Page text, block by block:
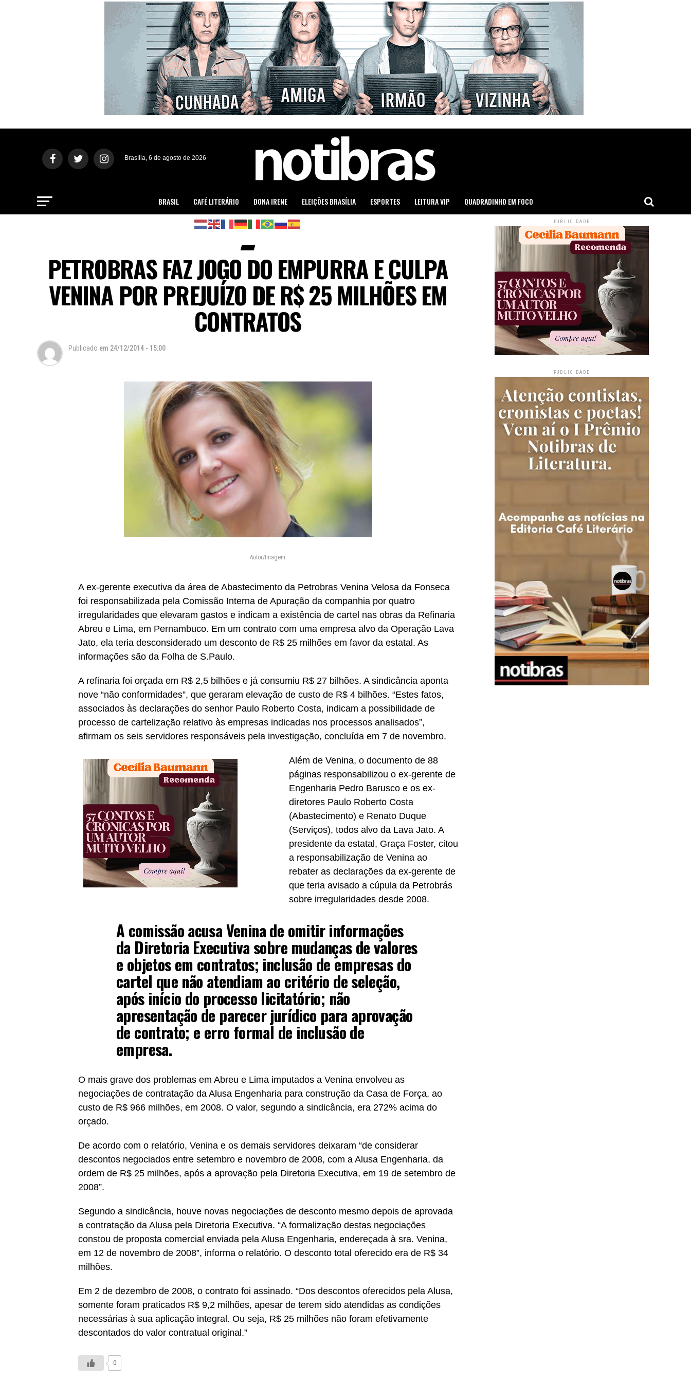
Brasília, 6 de agosto de 2026
BRASIL CAFÉ LITERÁRIO DONA IRENE ELEIÇÕES BRASÍLIA ESPORTES LEITURA VIP QUADRADINHO EM FOCO
PETROBRAS FAZ JOGO DO EMPURRA E CULPA
VENINA POR PREJUÍZO DE R$ 25 MILHÕES EM
CONTRATOS
Publicado em 24/12/2014 - 15:00
Autor/Imagem:
A ex-gerente executiva da área de Abastecimento da Petrobras Venina Velosa da Fonseca
foi responsabilizada pela Comissão Interna de Apuração da companhia por quatro
irregularidades que elevaram gastos e indicam a existência de cartel nas obras da Refinaria
Abreu e Lima, em Pernambuco. Em um contrato com uma empresa alvo da Operação Lava
Jato, ela teria desconsiderado um desconto de R$ 25 milhões em favor da estatal. As
informações são da Folha de S.Paulo.
A refinaria foi orçada em R$ 2,5 bilhões e já consumiu R$ 27 bilhões. A sindicância aponta
nove “não conformidades”, que geraram elevação de custo de R$ 4 bilhões. “Estes fatos,
associados às declarações do senhor Paulo Roberto Costa, indicam a possibilidade de
processo de cartelização relativo às empresas indicadas nos processos analisados”,
afirmam os seis servidores responsáveis pela investigação, concluída em 7 de novembro.
Além de Venina, o documento de 88
páginas responsabilizou o ex-gerente de
Engenharia Pedro Barusco e os ex-
diretores Paulo Roberto Costa
(Abastecimento) e Renato Duque
(Serviços), todos alvo da Lava Jato. A
presidente da estatal, Graça Foster, citou
a responsabilização de Venina ao
rebater as declarações da ex-gerente de
que teria avisado a cúpula da Petrobrás
sobre irregularidades desde 2008.
A comissão acusa Venina de omitir informações
da Diretoria Executiva sobre mudanças de valores
e objetos em contratos; inclusão de empresas do
cartel que não atendiam ao critério de seleção,
após início do processo licitatório; não
apresentação de parecer jurídico para aprovação
de contrato; e erro formal de inclusão de
empresa.
O mais grave dos problemas em Abreu e Lima imputados a Venina envolveu as
negociações de contratação da Alusa Engenharia para construção da Casa de Força, ao
custo de R$ 966 milhões, em 2008. O valor, segundo a sindicância, era 272% acima do
orçado.
De acordo com o relatório, Venina e os demais servidores deixaram “de considerar
descontos negociados entre setembro e novembro de 2008, com a Alusa Engenharia, da
ordem de R$ 25 milhões, após a aprovação pela Diretoria Executiva, em 19 de setembro de
2008”.
Segundo a sindicância, houve novas negociações de desconto mesmo depois de aprovada
a contratação da Alusa pela Diretoria Executiva. “A formalização destas negociações
constou de proposta comercial enviada pela Alusa Engenharia, endereçada à sra. Venina,
em 12 de novembro de 2008”, informa o relatório. O desconto total oferecido era de R$ 34
milhões.
Em 2 de dezembro de 2008, o contrato foi assinado. “Dos descontos oferecidos pela Alusa,
somente foram praticados R$ 9,2 milhões, apesar de terem sido atendidas as condições
necessárias à sua aplicação integral. Ou seja, R$ 25 milhões não foram efetivamente
descontados do valor contratual original.”
0
PUBLICIDADE
PUBLICIDADE